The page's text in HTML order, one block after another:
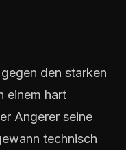
den starken
einem hart
Angerer seine
technisch